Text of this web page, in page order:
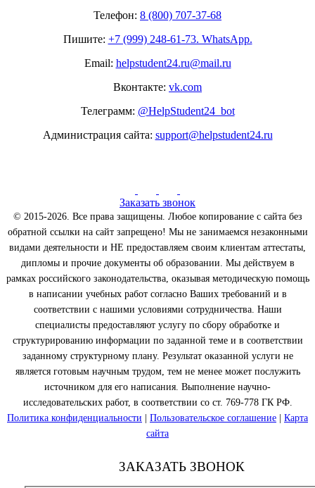
Телефон: 8 (800) 707-37-68
Пишите: +7 (999) 248-61-73. WhatsApp.
Email: helpstudent24.ru@mail.ru
Вконтакте: vk.com
Телеграмм: @HelpStudent24_bot
Администрация сайта: support@helpstudent24.ru
Заказать звонок
© 2015-2026. Все права защищены. Любое копирование с сайта без
обратной ссылки на сайт запрещено! Мы не занимаемся незаконными
видами деятельности и НЕ предоставляем своим клиентам аттестаты,
дипломы и прочие документы об образовании. Мы действуем в
рамках российского законодательства, оказывая методическую помощь
в написании учебных работ согласно Ваших требований и в
соответствии с нашими условиями сотрудничества. Наши
специалисты предоставляют услугу по сбору обработке и
структурированию информации по заданной теме и в соответствии
заданному структурному плану. Результат оказанной услуги не
является готовым научным трудом, тем не менее может послужить
источником для его написания. Выполнение научно-
исследовательских работ, в соответствии со ст. 769-778 ГК РФ.
Политика конфиденциальности
Пользовательское соглашение
Карта
сайта
ЗАКАЗАТЬ ЗВОНОК